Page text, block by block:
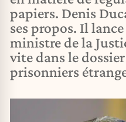
papiers. Denis
ses propos. Il
ministre de la
vite dans le
prisonniers